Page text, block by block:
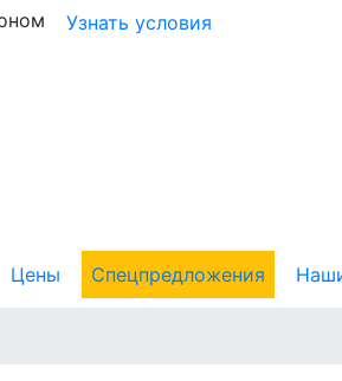
Узнать условия
Цены Спецпредложения